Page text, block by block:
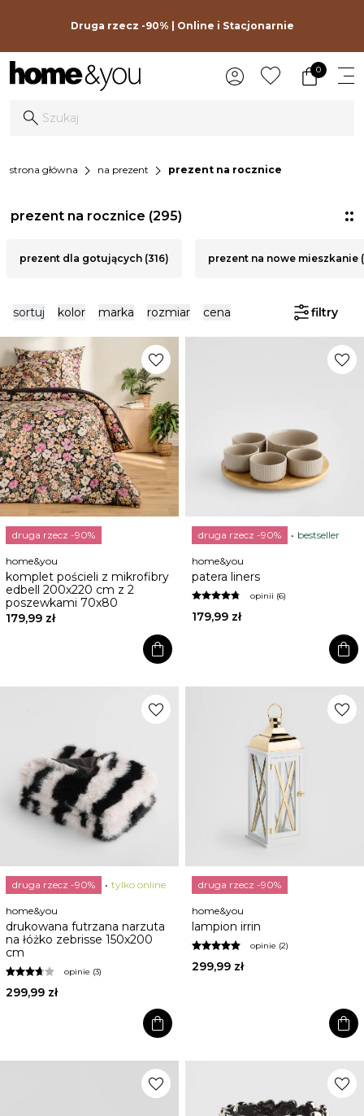
Druga rzecz -90% | Online i Stacjonarnie
0
strona główna chevron_right na prezent chevron_right prezent na rocznice
prezent na rocznice (295)
prezent dla gotujących (316) prezent na nowe mieszkanie
sortuj kolor marka rozmiar cena filtry
favorite
druga rzecz -90%
home&you
komplet pościeli z mikrofibry
edbell 200x220 cm z 2
poszewkami 70x80
179,99 zł
shopping_bag
favorite
druga rzecz -90% bestseller
home&you
patera liners
opinii (6)
179,99 zł
shopping_bag
favorite
druga rzecz -90% tylko online
home&you
drukowana futrzana narzuta
na łóżko zebrisse 150x200
cm
opinie (3)
299,99 zł
shopping_bag
favorite
druga rzecz -90%
home&you
lampion irrin
opinie (2)
299,99 zł
shopping_bag
favorite favorite